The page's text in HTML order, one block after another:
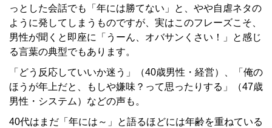
っとした会話でも「年には勝てない」と、やや自虐ネタの
ように発してしまうものですが、実はこのフレーズこそ、
男性が聞くと即座に「うーん、オバサンくさい！」と感じ
る言葉の典型でもあります。
「どう反応していいか迷う」（40歳男性・経営）、「俺の
ほうが年上だと、もしや嫌味？って思ったりする」（47歳
男性・システム）などの声も。
40代はまだ「年には～」と語るほどには年齢を重ねている